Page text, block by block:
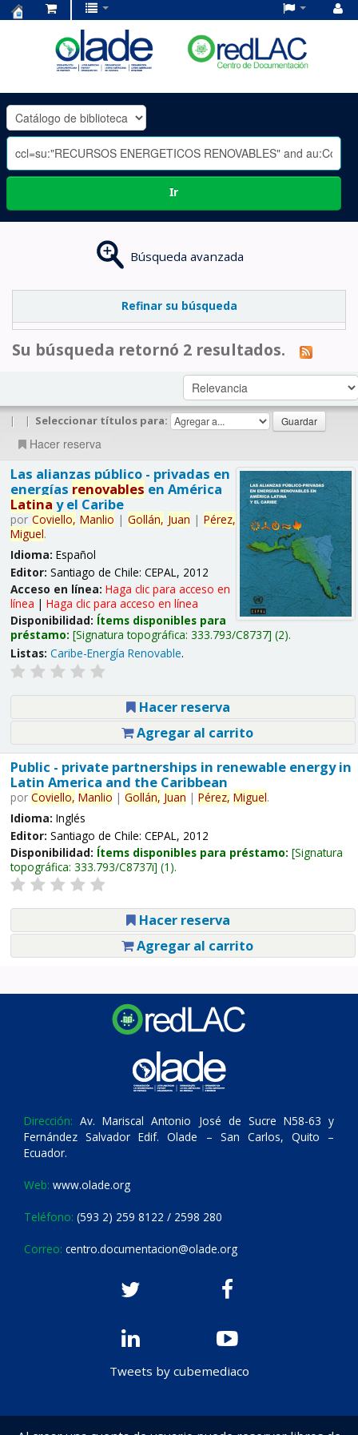
OLADE
-
Ir
Búsqueda avanzada
Refinar su búsqueda
Su búsqueda retornó 2 resultados.
| | Seleccionar títulos para:
Hacer reserva
Las alianzas público - privadas en
energías renovables en América
Latina y el Caribe
por Coviello, Manlio | Gollán, Juan | Pérez,
Miguel.
Idioma: Español
Editor: Santiago de Chile: CEPAL, 2012
Acceso en línea: Haga clic para acceso en
línea | Haga clic para acceso en línea
Disponibilidad: Ítems disponibles para
préstamo: Signatura topográfica: 333.793/C8737 (2).
Listas: Caribe-Energía Renovable.
Hacer reserva
Agregar al carrito
Public - private partnerships in renewable energy in
Latin America and the Caribbean
por Coviello, Manlio | Gollán, Juan | Pérez, Miguel.
Idioma: Inglés
Editor: Santiago de Chile: CEPAL, 2012
Disponibilidad: Ítems disponibles para préstamo: Signatura
topográfica: 333.793/C8737i (1).
Hacer reserva
Agregar al carrito
Dirección: Av. Mariscal Antonio José de Sucre N58-63 y
Fernández Salvador Edif. Olade – San Carlos, Quito –
Ecuador.
Web: www.olade.org
Teléfono: (593 2) 259 8122 / 2598 280
Correo: centro.documentacion@olade.org
Tweets by cubemediaco